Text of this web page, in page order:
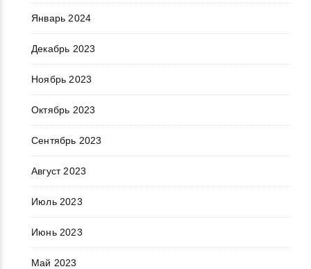
Январь 2024
Декабрь 2023
Ноябрь 2023
Октябрь 2023
Сентябрь 2023
Август 2023
Июль 2023
Июнь 2023
Май 2023